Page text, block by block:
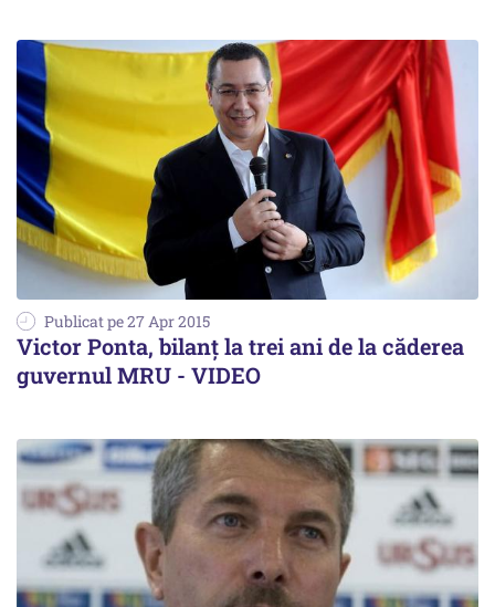
Publicat pe 27 Apr 2015
Victor Ponta, bilanț la trei ani de la căderea
guvernul MRU - VIDEO